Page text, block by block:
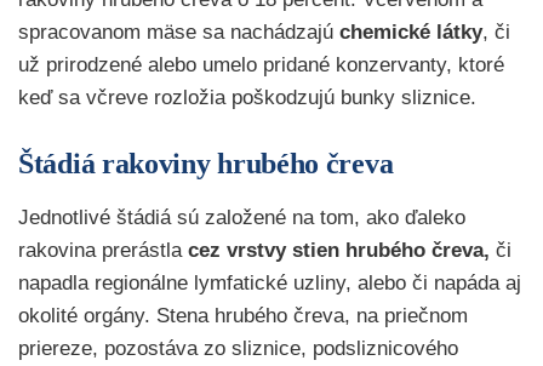
spracovanom mäse sa nachádzajú chemické látky, či
už prirodzené alebo umelo pridané konzervanty, ktoré
keď sa včreve rozložia poškodzujú bunky sliznice.
Štádiá rakoviny hrubého čreva
Jednotlivé štádiá sú založené na tom, ako ďaleko
rakovina prerástla cez vrstvy stien hrubého čreva, či
napadla regionálne lymfatické uzliny, alebo či napáda aj
okolité orgány. Stena hrubého čreva, na priečnom
priereze, pozostáva zo sliznice, podsliznicového